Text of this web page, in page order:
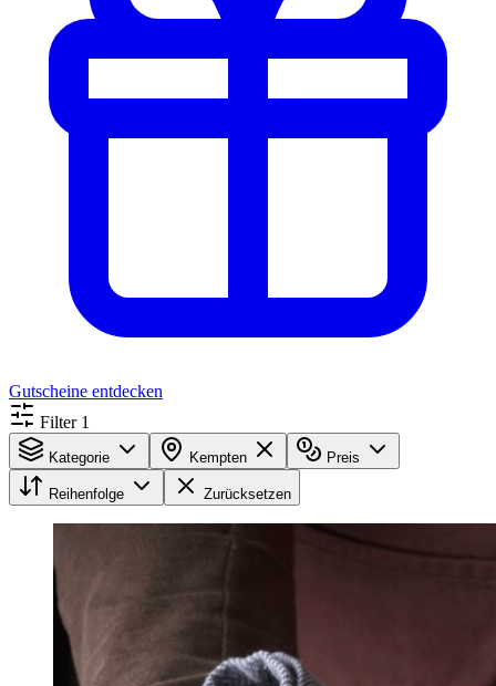
Gutscheine entdecken
Filter 1
Kategorie Kempten Preis
Reihenfolge Zurücksetzen